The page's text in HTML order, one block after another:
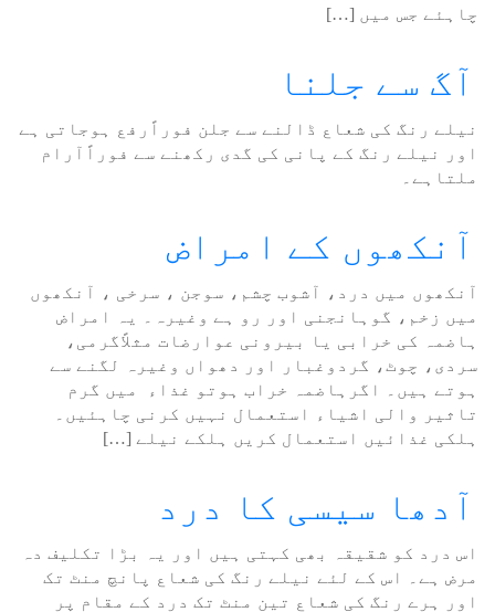
چاہئے جس میں […]
آگ سے جلنا
نیلے رنگ کی شعاع ڈالنے سے جلن فوراًرفع ہوجاتی ہے
اور نیلے رنگ کے پانی کی گدی رکھنے سے فوراًآرام
ملتاہے۔
آنکھوں کے امراض
آنکھوں میں درد، آشوب چشم، سوجن ، سرخی ، آنکھوں
میں زخم، گوہانجنی اور رو ہے وغیرہ۔ یہ امراض
ہاضمہ کی خرابی یا بیرونی عوارضات مثلاًگرمی،
سردی، چوٹ، گردوغبار اور دھواں وغیرہ لگنے سے
ہوتے ہیں۔ اگرہاضمہ خراب ہوتو غذاء میں گرم
تاثیر والی اشیاء استعمال نہیں کرنی چاہئیں۔
ہلکی غذائیں استعمال کریں ہلکے نیلے […]
آدھا سیسی کا درد
اس درد کو شقیقہ بھی کہتی ہیں اور یہ بڑا تکلیف دہ
مرض ہے۔ اس کے لئے نیلے رنگ کی شعاع پانچ منٹ تک
اور ہرے رنگ کی شعاع تین منٹ تک درد کے مقام پر